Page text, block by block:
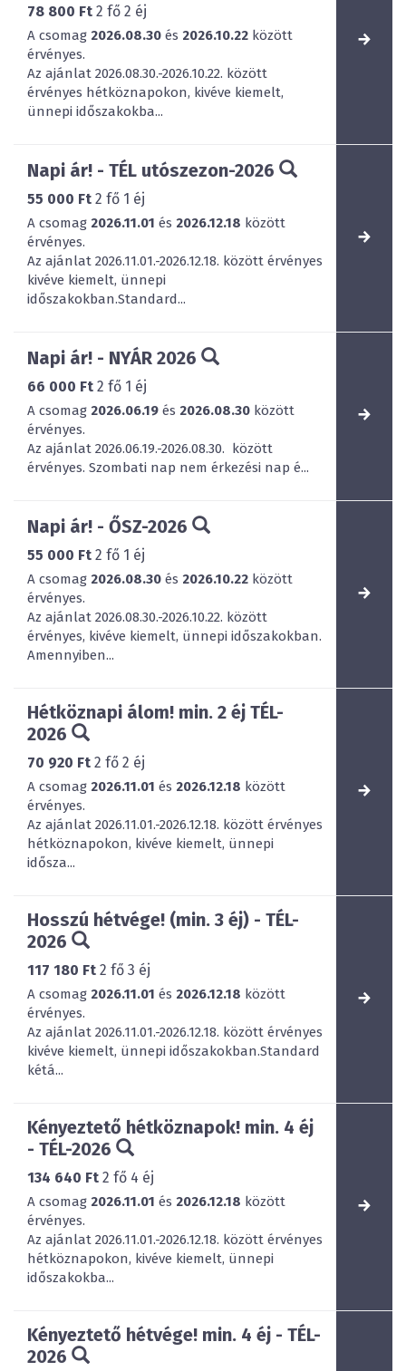
78 800 Ft 2 fő 2 éj
A csomag 2026.08.30 és 2026.10.22 között
érvényes.
Az ajánlat 2026.08.30.-2026.10.22. között
érvényes hétköznapokon, kivéve kiemelt,
ünnepi időszakokba...
Napi ár! - TÉL utószezon-2026
55 000 Ft 2 fő 1 éj
A csomag 2026.11.01 és 2026.12.18 között
érvényes.
Az ajánlat 2026.11.01.-2026.12.18. között érvényes
kivéve kiemelt, ünnepi
időszakokban.Standard...
Napi ár! - NYÁR 2026
66 000 Ft 2 fő 1 éj
A csomag 2026.06.19 és 2026.08.30 között
érvényes.
Az ajánlat 2026.06.19.-2026.08.30. között
érvényes. Szombati nap nem érkezési nap é...
Napi ár! - ŐSZ-2026
55 000 Ft 2 fő 1 éj
A csomag 2026.08.30 és 2026.10.22 között
érvényes.
Az ajánlat 2026.08.30.-2026.10.22. között
érvényes, kivéve kiemelt, ünnepi időszakokban.
Amennyiben...
Hétköznapi álom! min. 2 éj TÉL-
2026
70 920 Ft 2 fő 2 éj
A csomag 2026.11.01 és 2026.12.18 között
érvényes.
Az ajánlat 2026.11.01.-2026.12.18. között érvényes
hétköznapokon, kivéve kiemelt, ünnepi
idősza...
Hosszú hétvége! (min. 3 éj) - TÉL-
2026
117 180 Ft 2 fő 3 éj
A csomag 2026.11.01 és 2026.12.18 között
érvényes.
Az ajánlat 2026.11.01.-2026.12.18. között érvényes
kivéve kiemelt, ünnepi időszakokban.Standard
kétá...
Kényeztető hétköznapok! min. 4 éj
- TÉL-2026
134 640 Ft 2 fő 4 éj
A csomag 2026.11.01 és 2026.12.18 között
érvényes.
Az ajánlat 2026.11.01.-2026.12.18. között érvényes
hétköznapokon, kivéve kiemelt, ünnepi
időszakokba...
Kényeztető hétvége! min. 4 éj - TÉL-
2026